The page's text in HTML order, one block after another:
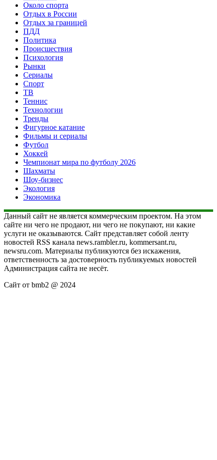
Около спорта
Отдых в России
Отдых за границей
ПДД
Политика
Происшествия
Психология
Рынки
Сериалы
Спорт
ТВ
Теннис
Технологии
Тренды
Фигурное катание
Фильмы и сериалы
Футбол
Хоккей
Чемпионат мира по футболу 2026
Шахматы
Шоу-бизнес
Экология
Экономика
Данный сайт не является коммерческим проектом. На этом
сайте ни чего не продают, ни чего не покупают, ни какие
услуги не оказываются. Сайт представляет собой ленту
новостей RSS канала news.rambler.ru, kommersant.ru,
newsru.com. Материалы публикуются без искажения,
ответственность за достоверность публикуемых новостей
Администрация сайта не несёт.
Сайт от bmb2 @ 2024